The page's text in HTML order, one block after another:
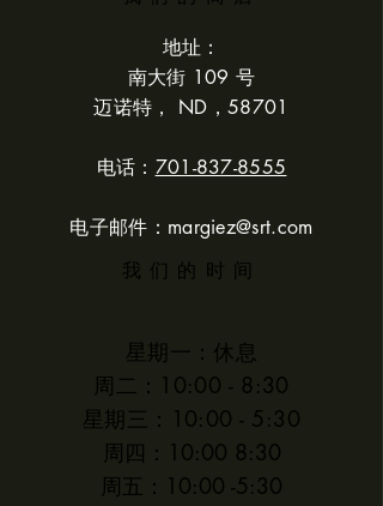
地址：
南大街 109 号
迈诺特， ND，58701
电话： 701-837-8555
电子邮件： margiez@srt.com
我们的时间
星期一：休息
周二：10:00 - 8:30
星期三：10:00 - 5:30
周四：10:00 8:30
周五：10:00 -5:30